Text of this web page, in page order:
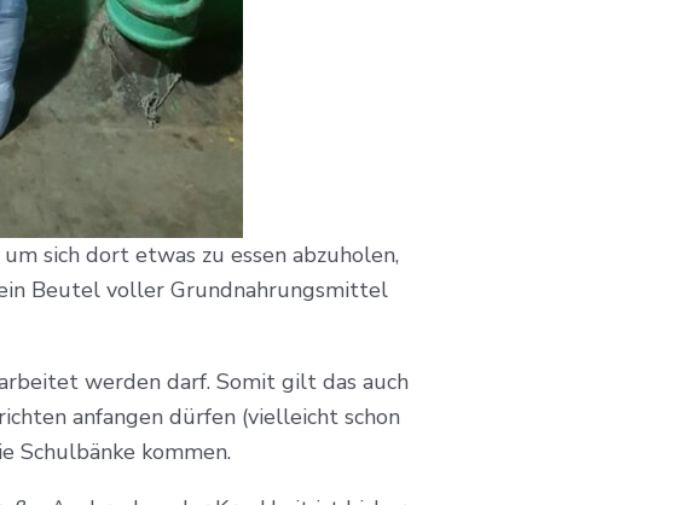
sich dort etwas zu essen abzuholen,
Beutel voller Grundnahrungsmittel
werden darf. Somit gilt das auch
anfangen dürfen (vielleicht schon
Schulbänke kommen.